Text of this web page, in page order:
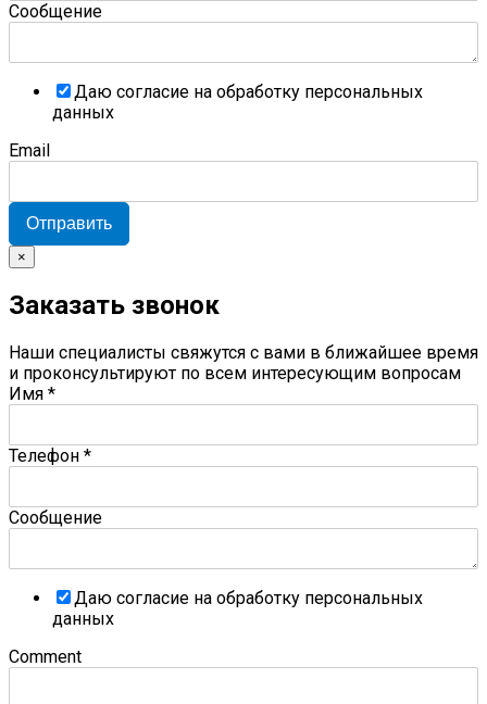
Сообщение
Даю согласие на обработку персональных
данных
Email
Отправить
×
Заказать звонок
Наши специалисты свяжутся с вами в ближайшее время
и проконсультируют по всем интересующим вопросам
Имя *
Телефон *
Сообщение
Даю согласие на обработку персональных
данных
Comment